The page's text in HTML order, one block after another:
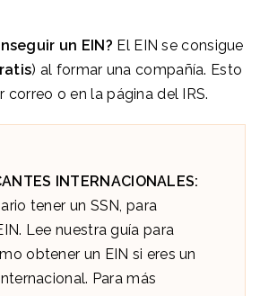
un EIN? El EIN se consigue
) al formar una compañía. Esto
correo o en la página del IRS.
INTERNACIONALES:
tener un SSN, para
Lee nuestra guía para
obtener un EIN si eres un
Para más